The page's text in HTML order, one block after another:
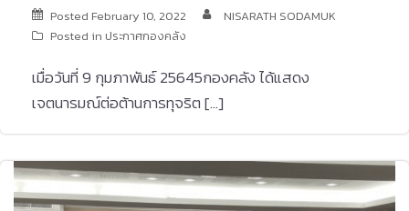
Posted February 10, 2022
NISARATH SODAMUK
Posted in ประกาศกองคลัง
เมื่อวันที่ 9 กุมภาพันธ์ 25645กองคลัง ได้แสดง
เจตนารมณ์ต่อต้านการทุจริต […]